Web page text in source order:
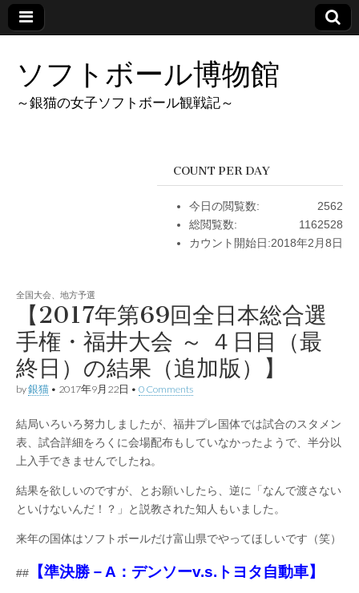
ソフトボール博物館
～銀猫の女子ソフトボール観戦記～
COUNT PER DAY
2562
今日の閲覧数:
1162528
総閲覧数:
2018年2月8日
カウント開始日:
全国大会、地方予選
【2017年第69回全日本総合選
手権・福井大会 ～ ４日目（最
終日）の結果（追加版）】
by銀猫 • 2017年9月22日 • 0 Comments
結局いろいろ努力しましたが、福井プレ国体では試合のスタメン
表、試合詳細をろくに会場配布もしていなかったようで、半分以
上入手できませんでしたね。
結果を欲しいのですが、とお願いしたら、逆に「なんで渡さない
といけないんだ！？」と説教された知人もいました。
来年の国体はソフトボールだけ富山県でやってほしいです（笑）
## 【準決勝－A：デンソーv.s.トヨタ自動車】